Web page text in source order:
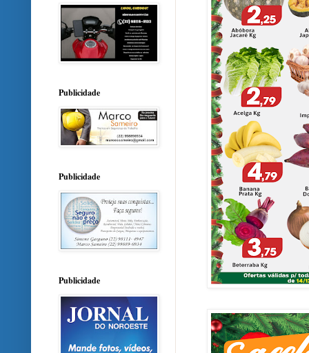
Publicidade
Publicidade
Publicidade